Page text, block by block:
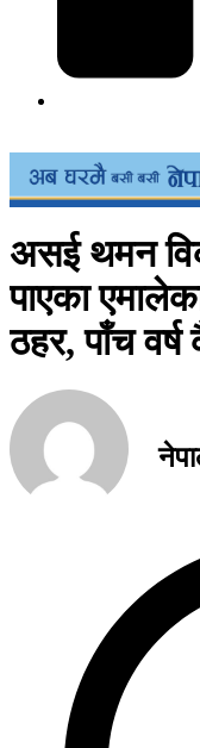
असई थमन
पाएका
ठहर, पाँच